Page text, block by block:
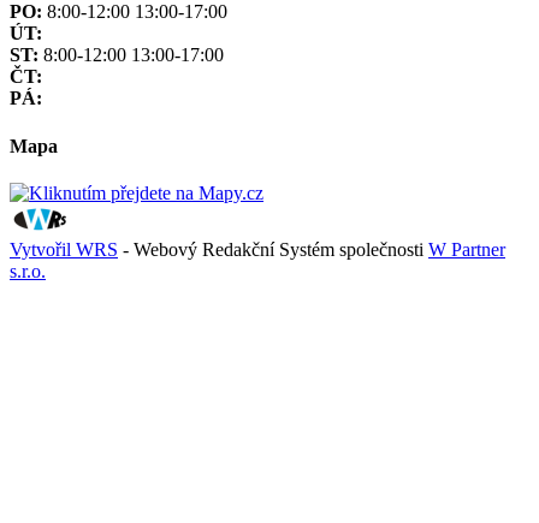
PO: 8:00-12:00 13:00-17:00
ÚT:
ST: 8:00-12:00 13:00-17:00
ČT:
PÁ:
Mapa
Vytvořil WRS - Webový Redakční Systém společnosti W Partner
s.r.o.